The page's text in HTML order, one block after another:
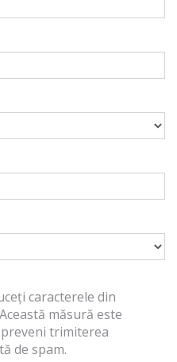
caracterele din
măsură este
trimiterea
de spam.